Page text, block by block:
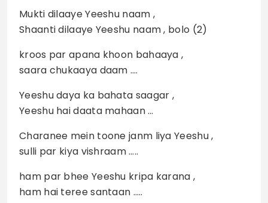
Mukti dilaaye Yeeshu naam ,
Shaanti dilaaye Yeeshu naam , bolo (2)
kroos par apana khoon bahaaya ,
saara chukaaya daam ….
Yeeshu daya ka bahata saagar ,
Yeeshu hai daata mahaan …
Charanee mein toone janm liya Yeeshu ,
sulli par kiya vishraam …..
ham par bhee Yeeshu kripa karana ,
ham hai teree santaan …..